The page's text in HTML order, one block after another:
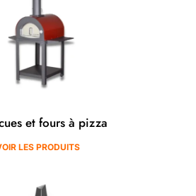
et fours à pizza
LES PRODUITS